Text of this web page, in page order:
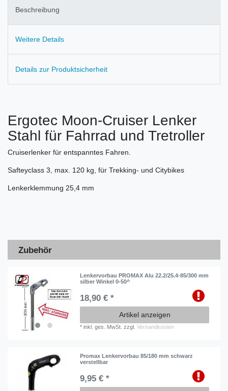
Beschreibung
Weitere Details
Details zur Produktsicherheit
Ergotec Moon-Cruiser Lenker
Stahl für Fahrrad und Tretroller
Cruiserlenker für entspanntes Fahren.
Safteyclass 3, max. 120 kg, für Trekking- und Citybikes
Lenkerklemmung 25,4 mm
Zubehör
Lenkervorbau PROMAX Alu 22.2/25.4-85/300 mm
silber Winkel 0-50^
18,90 € *
Artikel anzeigen
*inkl. ges. MwSt. zzgl.Versandkosten
Promax Lenkervorbau 85/180 mm schwarz
verstellbar
9,95 € *